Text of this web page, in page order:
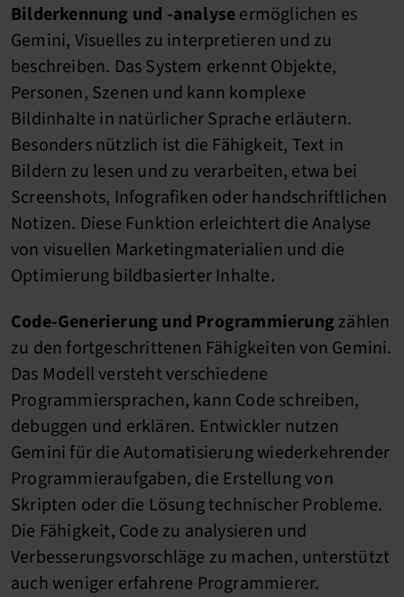
Bilderkennung und -analyseermöglichen es
Gemini, Visuelles zu interpretieren und zu
beschreiben. Das System erkennt Objekte,
Personen, Szenen und kann komplexe
Bildinhalte in natürlicher Sprache erläutern.
Besonders nützlich ist die Fähigkeit, Text in
Bildern zu lesen und zu verarbeiten, etwa bei
Screenshots, Infografiken oder handschriftlichen
Notizen. Diese Funktion erleichtert die Analyse
von visuellen Marketingmaterialien und die
Optimierung bildbasierter Inhalte.
Code-Generierung und Programmierungzählen
zu den fortgeschrittenen Fähigkeiten von Gemini.
Das Modell versteht verschiedene
Programmiersprachen, kann Code schreiben,
debuggen und erklären. Entwickler nutzen
Gemini für die Automatisierung wiederkehrender
Programmieraufgaben, die Erstellung von
Skripten oder die Lösung technischer Probleme.
Die Fähigkeit, Code zu analysieren und
Verbesserungsvorschläge zu machen, unterstützt
auch weniger erfahrene Programmierer.